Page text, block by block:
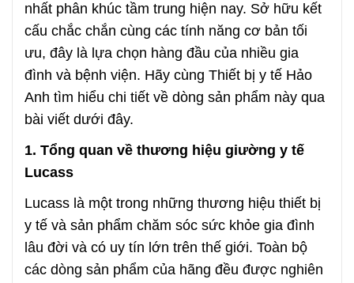
nhất phân khúc tầm trung hiện nay. Sở hữu kết
cấu chắc chắn cùng các tính năng cơ bản tối
ưu, đây là lựa chọn hàng đầu của nhiều gia
đình và bệnh viện. Hãy cùng Thiết bị y tế Hảo
Anh tìm hiểu chi tiết về dòng sản phẩm này qua
bài viết dưới đây.
1. Tổng quan về thương hiệu giường y tế
Lucass
Lucass là một trong những thương hiệu thiết bị
y tế và sản phẩm chăm sóc sức khỏe gia đình
lâu đời và có uy tín lớn trên thế giới. Toàn bộ
các dòng sản phẩm của hãng đều được nghiên